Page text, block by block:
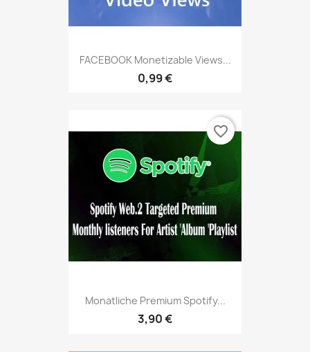
FACEBOOK Monetizable Views...
0,99 €
Monatliche Premium Spotify...
3,90 €
favorite_border